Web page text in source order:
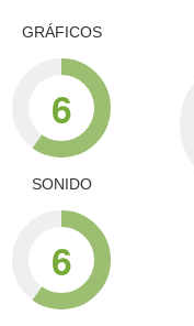
GRÁFICOS
6
SONIDO
6